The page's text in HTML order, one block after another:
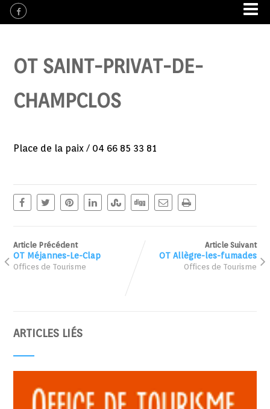
OT SAINT-PRIVAT-DE-
CHAMPCLOS
Place de la paix / 04 66 85 33 81
Article Précédent
OT Méjannes-Le-Clap
Offices de Tourisme
Article Suivant
OT Allègre-les-fumades
Offices de Tourisme
ARTICLES LIÉS